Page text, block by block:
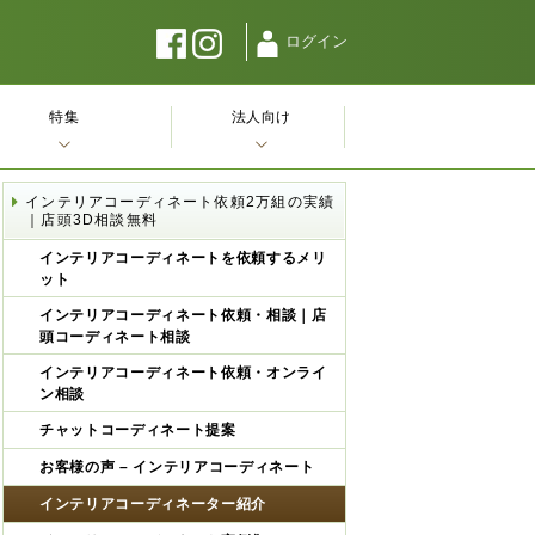
ログイン
インテリアコーディネート依頼2万組の実績
｜店頭3D相談無料
インテリアコーディネートを依頼するメリ
ット
インテリアコーディネート依頼・相談｜店
頭コーディネート相談
インテリアコーディネート依頼・オンライ
ン相談
チャットコーディネート提案
お客様の声 – インテリアコーディネート
インテリアコーディネーター紹介
特集 法人向け